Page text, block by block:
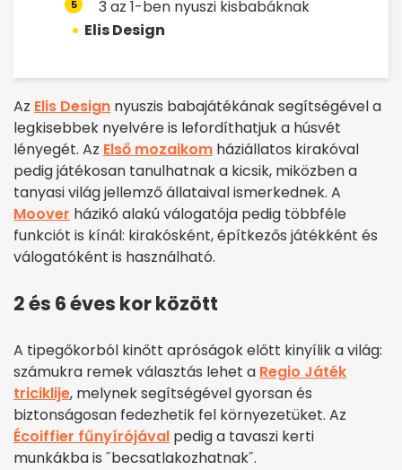
5
3 az 1-ben nyuszi kisbabáknak
Elis Design
Az Elis Design nyuszis babajátékának segítségével a
legkisebbek nyelvére is lefordíthatjuk a húsvét
lényegét. Az Első mozaikom háziállatos kirakóval
pedig játékosan tanulhatnak a kicsik, miközben a
tanyasi világ jellemző állataival ismerkednek. A
Moover házikó alakú válogatója pedig többféle
funkciót is kínál: kirakósként, építkezős játékként és
válogatóként is használható.
2 és 6 éves kor között
A tipegőkorból kinőtt apróságok előtt kinyílik a világ:
számukra remek választás lehet a Regio Játék
triciklije, melynek segítségével gyorsan és
biztonságosan fedezhetik fel környezetüket. Az
Écoiffier fűnyírójával pedig a tavaszi kerti
munkákba is ˝becsatlakozhatnak˝.